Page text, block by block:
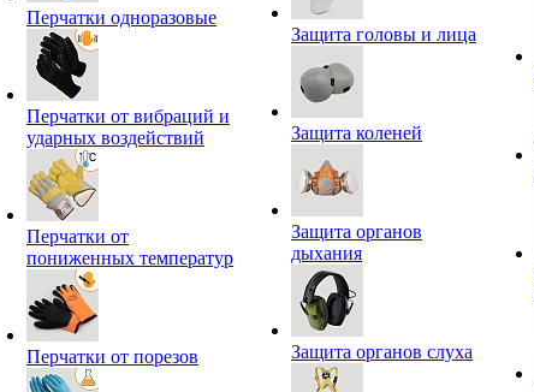
Перчатки одноразовые
Перчатки от вибраций и
ударных воздействий
Перчатки от
пониженных температур
Перчатки от порезов
Защита головы и лица
Защита коленей
Защита органов
дыхания
Защита органов слуха